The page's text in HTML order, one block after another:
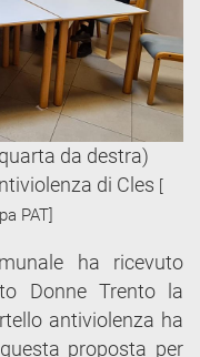
da destra)
di Cles [
PAT]
ha ricevuto
Donne Trento la
antiviolenza ha
proposta per